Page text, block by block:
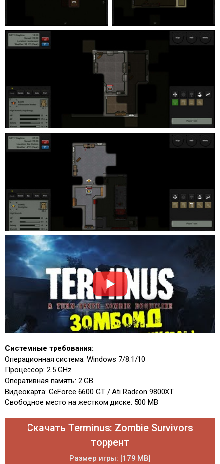
Системные требования:
Операционная система: Windows 7/8.1/10
Процессор: 2.5 GHz
Оперативная память: 2 GB
Видеокарта: GeForce 6600 GT / Ati Radeon 9800XT
Свободное место на жестком диске: 500 MB
Скачать Terminus: Zombie Survivors
торрент
Размер игры: [179 MB]